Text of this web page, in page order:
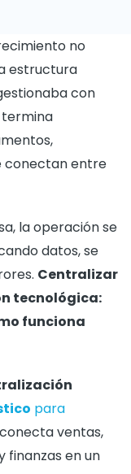
no
estructura
con
termina
conectan entre
la operación se
datos, se
Centralizar
tecnológica:
funciona
para
ventas,
finanzas en un